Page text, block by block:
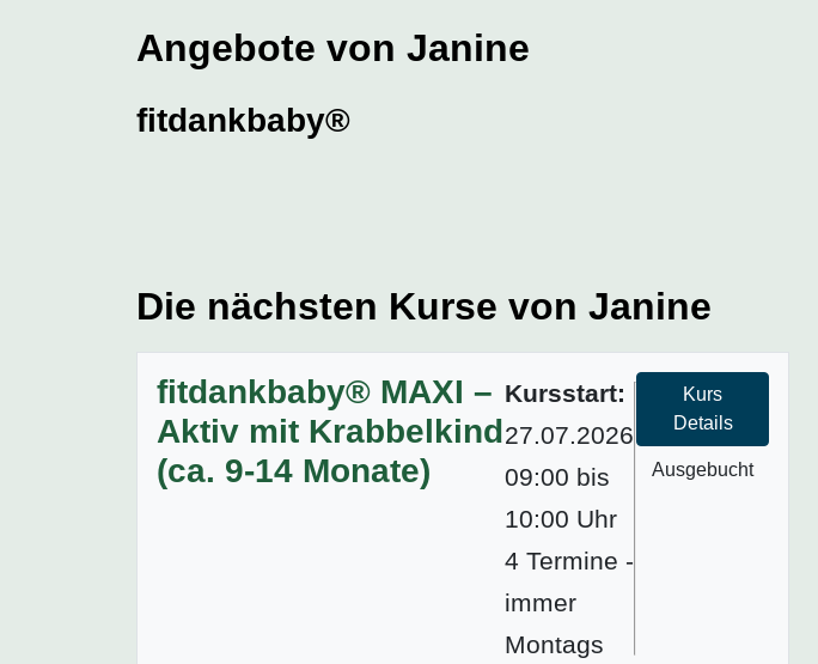
Angebote von Janine
fitdankbaby®
Die nächsten Kurse von Janine
fitdankbaby® MAXI –
Aktiv mit Krabbelkind
(ca. 9-14 Monate)
Kursstart:
27.07.2026
09:00 bis
10:00 Uhr
4 Termine -
immer
Montags
Kurs
Details
Ausgebucht